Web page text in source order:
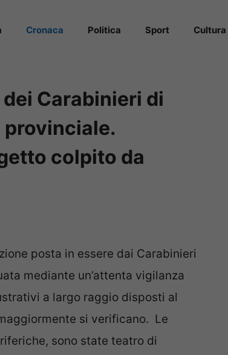
Cronaca Politica Sport
Carabinieri di
colpito da
posta in essere dai Carabinieri
mediante un’attenta vigilanza
a largo raggio disposti al
si verificano. Le
sono state teatro di